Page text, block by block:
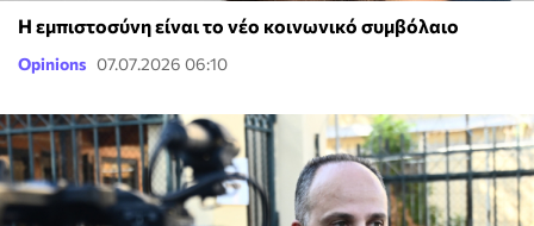
Η εμπιστοσύνη είναι το νέο κοινωνικό συμβόλαιο
Opinions 07.07.2026 06:10